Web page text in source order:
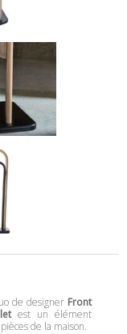
de designer Front
est un élément
de la maison.